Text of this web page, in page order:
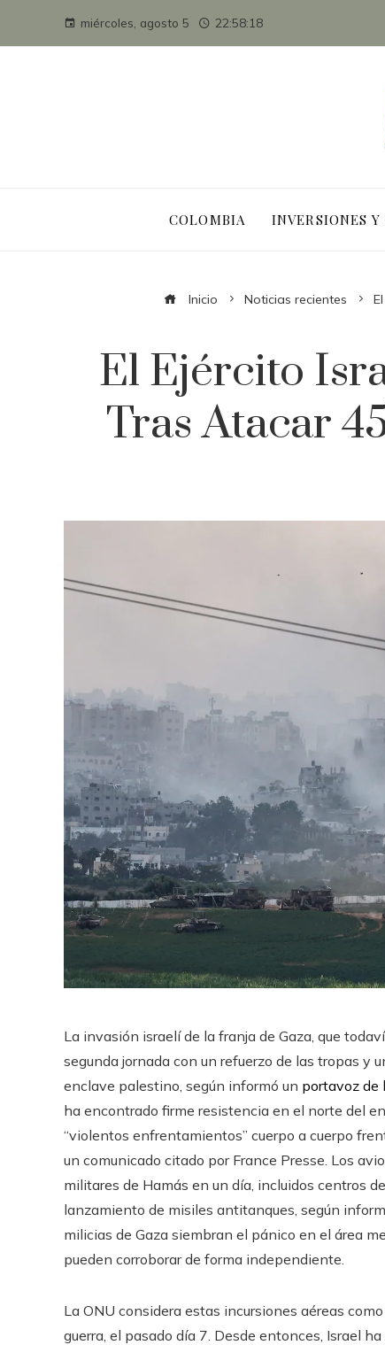
miércoles, agosto 5 22:58:19
COLOMBIA INVERSIONES Y
Inicio Noticias recientes
El Ejército
Tras Atacar
La invasión israelí de la franja de Gaza, que
segunda jornada con un refuerzo de las tropas y
enclave palestino, según informó un portavoz de
ha encontrado firme resistencia en el norte del
“violentos enfrentamientos” cuerpo a cuerpo
un comunicado citado por France Presse. Los
militares de Hamás en un día, incluidos centros
lanzamiento de misiles antitanques, según
milicias de Gaza siembran el pánico en el área
pueden corroborar de forma independiente.
La ONU considera estas incursiones aéreas
guerra, el pasado día 7. Desde entonces, Israel